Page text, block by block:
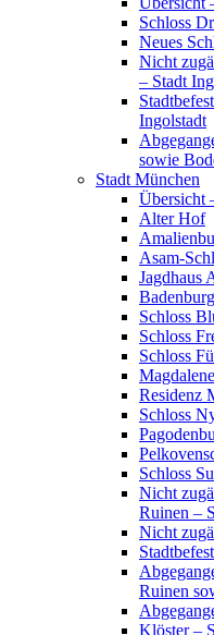
Schloss
Neues
Nicht
– Stadt
Ingolstadt
sowie
Stadt München
Übersicht
Alter Hof
Asam-
Jagdhaus
Badenburg
Schloss
Schloss
Schloss
Residenz
Schloss
Schloss
Nicht
Ruinen –
Nicht
Ruinen
Klöster –